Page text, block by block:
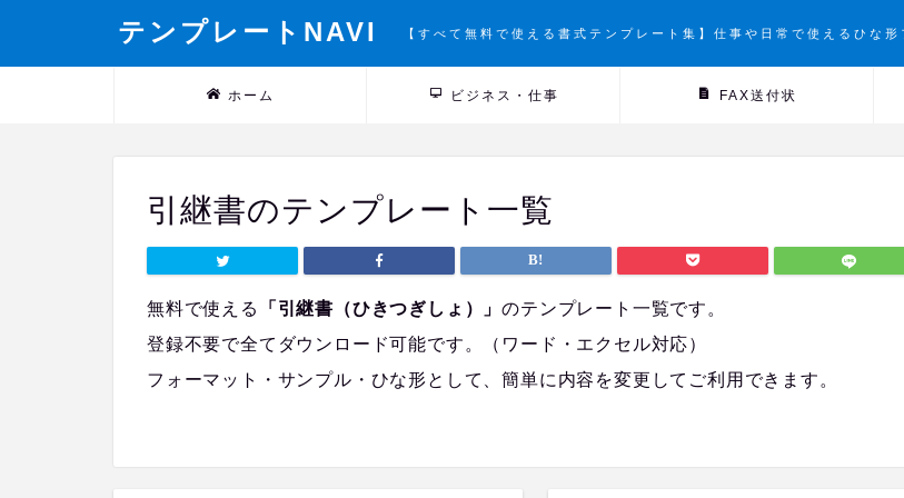
テンプレートNAVI 【すべて無料で使える書式テンプレート集】仕事や日常で使えるひな
ホーム ビジネス・仕事 FAX送付状
引継書のテンプレート一覧
無料で使える 「引継書（ひきつぎしょ）」のテンプレート一覧です。
登録不要で全てダウンロード可能です。（ワード・エクセル対応）
フォーマット・サンプル・ひな形として、簡単に内容を変更してご利用できます。